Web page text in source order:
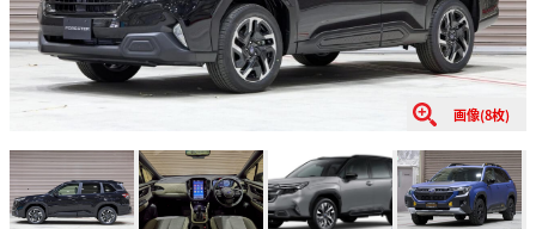
画像(8枚)